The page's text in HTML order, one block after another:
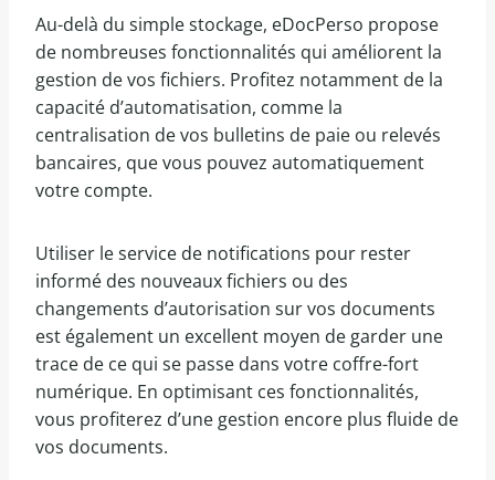
Au-delà du simple stockage, eDocPerso propose
de nombreuses fonctionnalités qui améliorent la
gestion de vos fichiers. Profitez notamment de la
capacité d’automatisation, comme la
centralisation de vos bulletins de paie ou relevés
bancaires, que vous pouvez automatiquement
votre compte.
Utiliser le service de notifications pour rester
informé des nouveaux fichiers ou des
changements d’autorisation sur vos documents
est également un excellent moyen de garder une
trace de ce qui se passe dans votre coffre-fort
numérique. En optimisant ces fonctionnalités,
vous profiterez d’une gestion encore plus fluide de
vos documents.